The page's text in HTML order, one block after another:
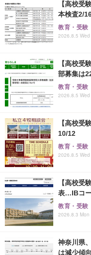
【高校受
本検査2/
教育・受験
2026.8.5
【高校受
部募集は
教育・受験
2026.8.5
【高校受
10/12
教育・受験
2026.8.5
【高校受
表…IBコ
教育・受験
2026.8.3 Mon
神奈川県
は減少傾向